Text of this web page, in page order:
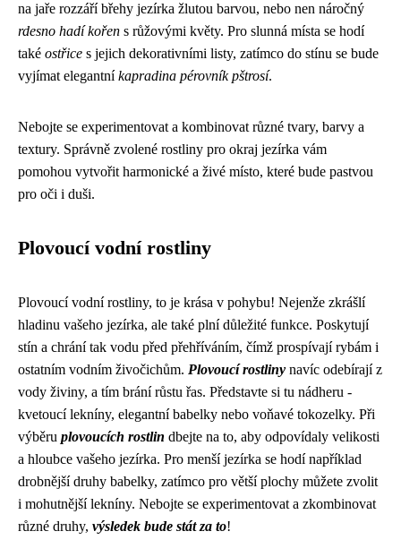
na jaře rozzáří břehy jezírka žlutou barvou, nebo nen náročný
rdesno hadí kořen s růžovými květy. Pro slunná místa se hodí
také ostřice s jejich dekorativními listy, zatímco do stínu se bude
vyjímat elegantníkapradina pérovník pštrosí.
Nebojte se experimentovat a kombinovat různé tvary, barvy a
textury. Správně zvolené rostliny pro okraj jezírka vám
pomohou vytvořit harmonické a živé místo, které bude pastvou
pro oči i duši.
Plovoucí vodní rostliny
Plovoucí vodní rostliny, to je krása v pohybu! Nejenže zkrášlí
hladinu vašeho jezírka, ale také plní důležité funkce. Poskytují
stín a chrání tak vodu před přehříváním, čímž prospívají rybám i
ostatním vodním živočichům. Plovoucí rostliny navíc odebírají z
vody živiny, a tím brání růstu řas. Představte si tu nádheru -
kvetoucí lekníny, elegantní babelky nebo voňavé tokozelky. Při
výběru plovoucích rostlin dbejte na to, aby odpovídaly velikosti
a hloubce vašeho jezírka. Pro menší jezírka se hodí například
drobnější druhy babelky, zatímco pro větší plochy můžete zvolit
i mohutnější lekníny. Nebojte se experimentovat a zkombinovat
různé druhy, výsledek bude stát za to!